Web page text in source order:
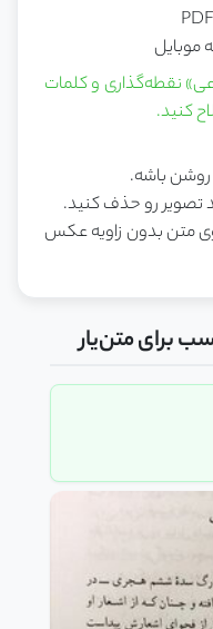
نقطه‌گذاری و کلمات
باشه.
تصویر رو حذف کنید.
متن بدون زاویه عکس
برای متن‌یار